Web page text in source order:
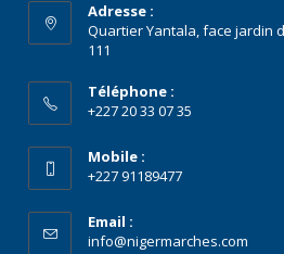
Adresse :
Quartier Yantala, face jardin
111
Téléphone :
+227 20 33 07 35
Mobile :
+227 91189477
Email :
info@nigermarches.com